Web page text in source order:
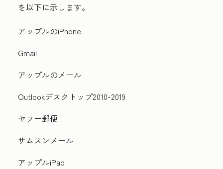
を以下に示します。
アップルのiPhone
Gmail
アップルのメール
Outlookデスクトップ2010-2019
ヤフー郵便
サムスンメール
アップルiPad